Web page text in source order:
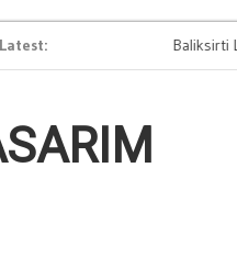
Latest Baliksirti Lamine